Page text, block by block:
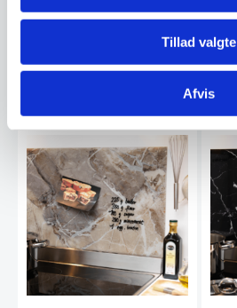
Tillad valgte
Afvis
Vi prismatcher - Klik her
Relaterede varer